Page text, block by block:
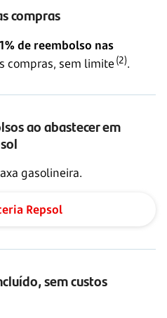
compras
de reembolso nas
compras, sem limite (2).
ao abastecer em
gasolineira.
Repsol
sem custos